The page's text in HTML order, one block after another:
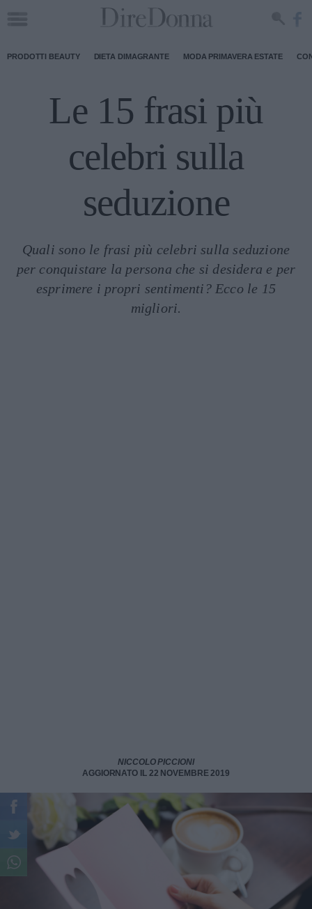
PRODOTTI BEAUTY DIETA DIMAGRANTE MODA PRIMAVERA ESTATE
Le 15 frasi più
celebri sulla
seduzione
Quali sono le frasi più celebri sulla seduzione
per conquistare la persona che si desidera e per
esprimere i propri sentimenti? Ecco le 15
migliori.
NICCOLO PICCIONI
AGGIORNATO IL 22 NOVEMBRE 2019